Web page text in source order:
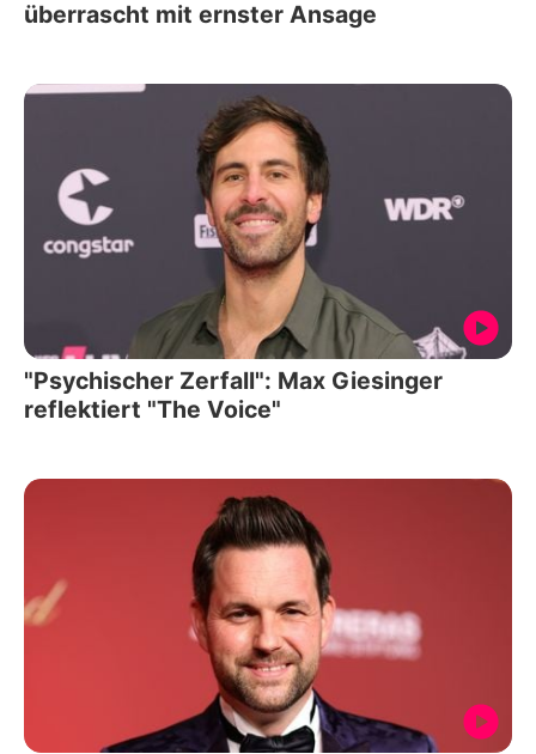
überrascht mit ernster Ansage
"Psychischer Zerfall": Max Giesinger
reflektiert "The Voice"